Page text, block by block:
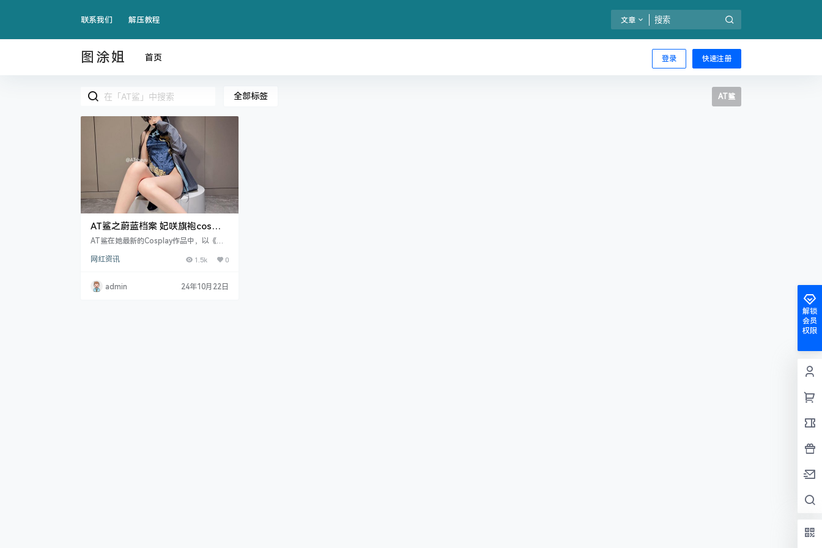
联系我们 解压教程 文章
图涂姐 登录 快速注册
首页
全部标签 AT鲨
AT鲨之蔚蓝档案 妃咲旗袍cos，
尽显东方魅力与典雅之美
AT鲨在她最新的Cosplay作品中，以《蔚
艳的旗袍秀。这套造型不仅展现.
网红资讯 1.5k 0
admin 24年10月22日
解锁
会员
权限